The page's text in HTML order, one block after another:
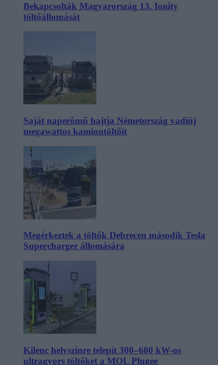
Bekapcsolták Magyarország 13. Ionity
töltőállomását
Saját naperőmű hajtja Németország vadiúj
megawattos kamiontöltőit
Megérkeztek a töltők Debrecen második Tesla
Supercharger állomására
Kilenc helyszínre telepít 300–600 kW-os
ultragyors töltőket a MOL Plugee